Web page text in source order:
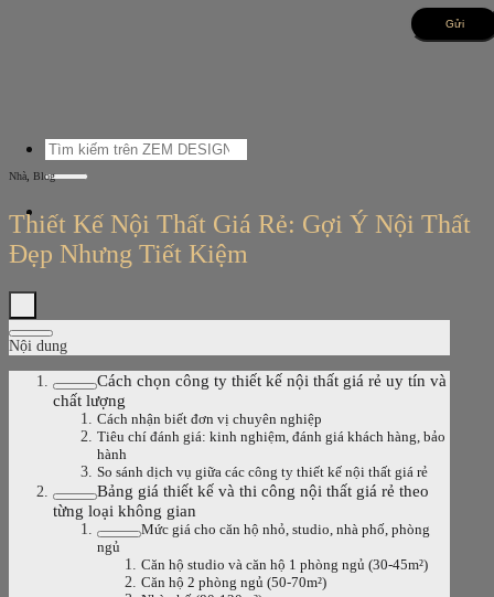
Tìm
kiếm:
Nhà Blog
Thiết Kế Nội Thất Giá Rẻ: Gợi Ý Nội Thất
Đẹp Nhưng Tiết Kiệm
Nội dung
Cách chọn công ty thiết kế nội thất giá rẻ uy tín và
chất lượng
Cách nhận biết đơn vị chuyên nghiệp
Tiêu chí đánh giá: kinh nghiệm, đánh giá khách hàng, bảo
hành
So sánh dịch vụ giữa các công ty thiết kế nội thất giá rẻ
Bảng giá thiết kế và thi công nội thất giá rẻ theo
từng loại không gian
Mức giá cho căn hộ nhỏ, studio, nhà phố, phòng
ngủ
Căn hộ studio và căn hộ 1 phòng ngủ (30-45m²)
Căn hộ 2 phòng ngủ (50-70m²)